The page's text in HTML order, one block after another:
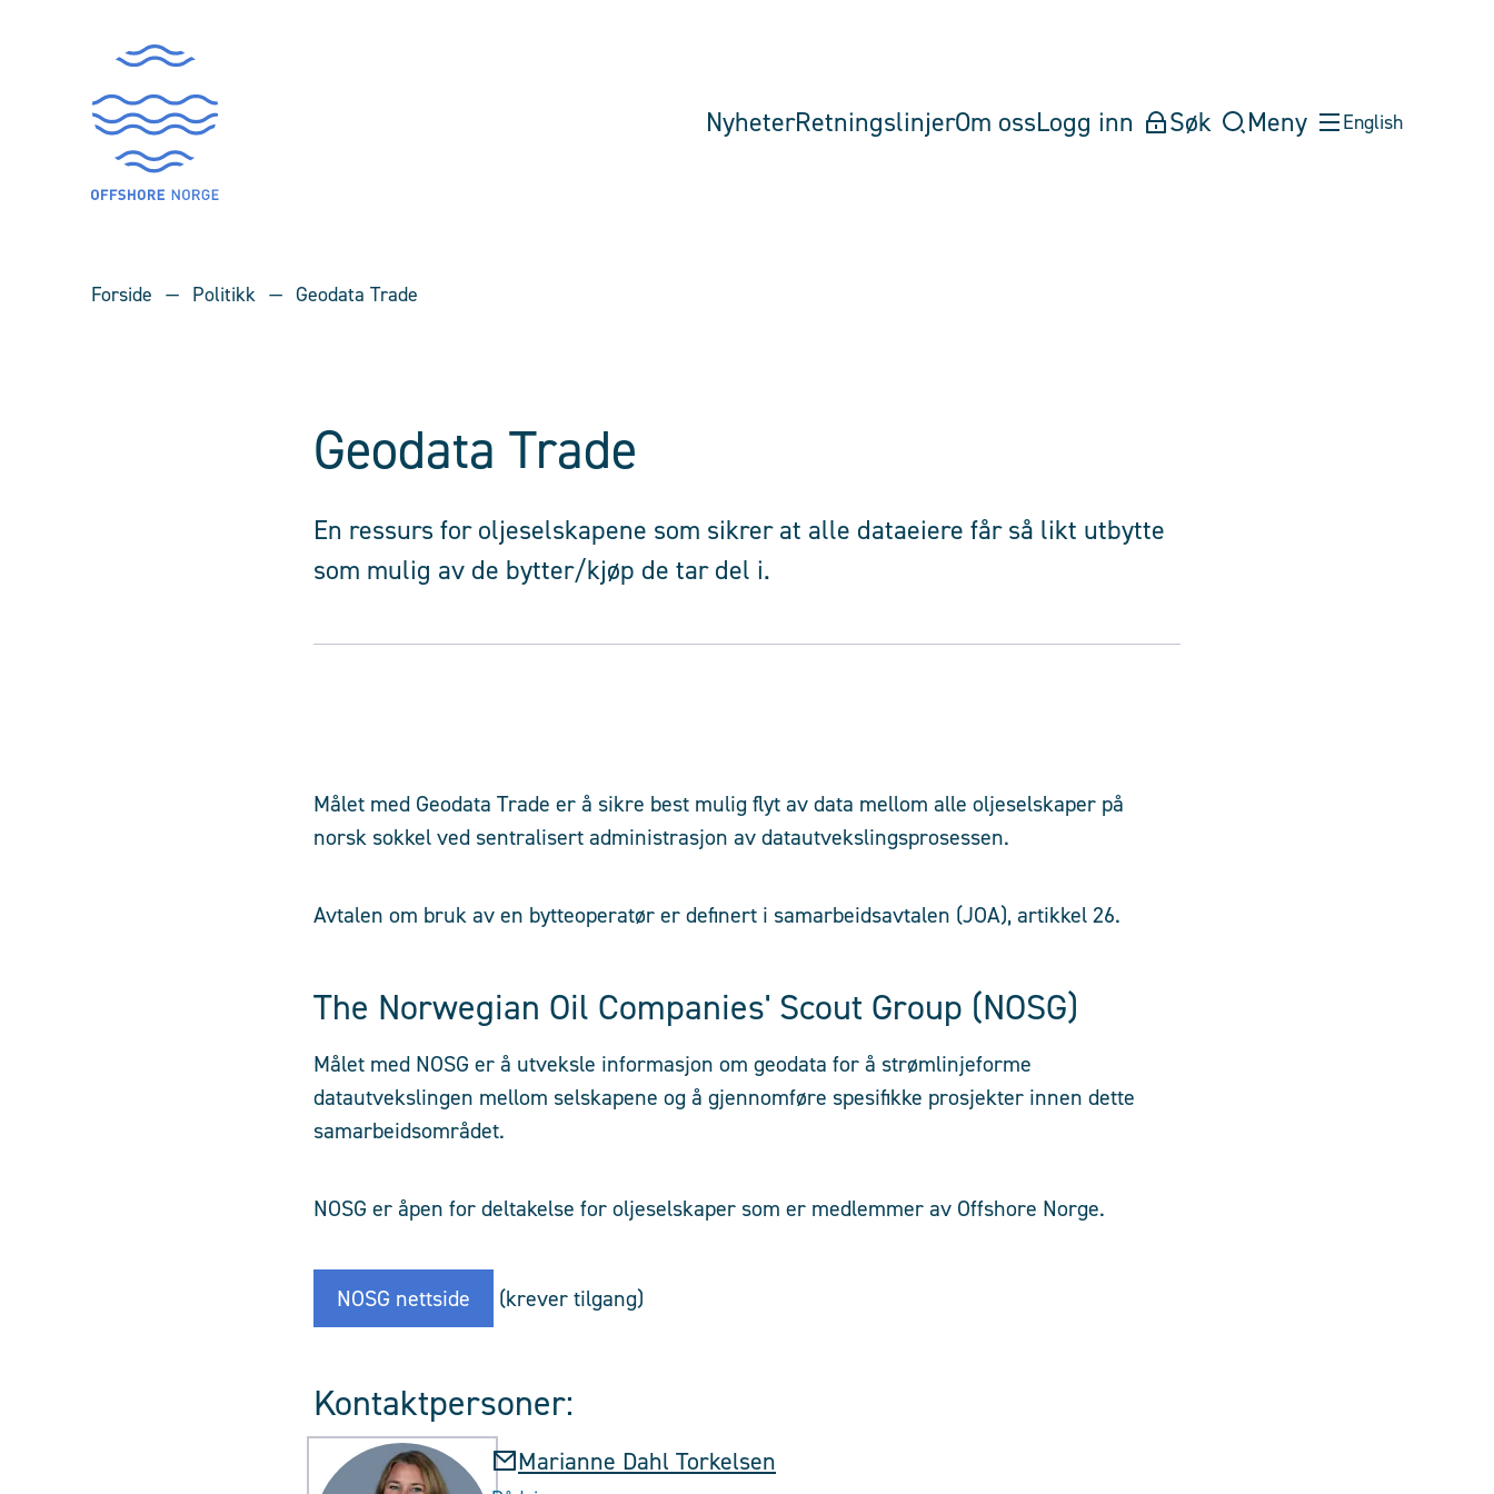
NyheterRetningslinjerOm ossLogg inn Søk Meny English
Forside Politikk Geodata Trade
Geodata Trade
En ressurs for oljeselskapene som sikrer at alle dataeiere får så likt utbytte
som mulig av de bytter/kjøp de tar del i.
Målet med Geodata Trade er å sikre best mulig flyt av data mellom alle oljeselskaper på
norsk sokkel ved sentralisert administrasjon av datautvekslingsprosessen.
Avtalen om bruk av en bytteoperatør er definert i samarbeidsavtalen (JOA), artikkel 26.
The Norwegian Oil Companies' Scout Group (NOSG)
Målet med NOSG er å utveksle informasjon om geodata for å strømlinjeforme
datautvekslingen mellom selskapene og å gjennomføre spesifikke prosjekter innen dette
samarbeidsområdet.
NOSG er åpen for deltakelse for oljeselskaper som er medlemmer av Offshore Norge.
NOSG nettside (krever tilgang)
Kontaktpersoner:
Marianne Dahl Torkelsen